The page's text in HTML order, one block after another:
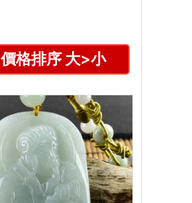
價格排序 大>小